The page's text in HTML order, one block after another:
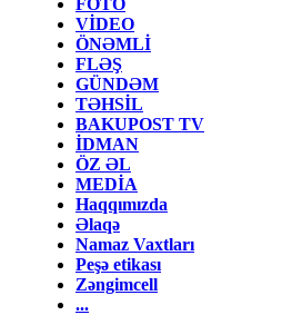
FOTO
VİDEO
ÖNƏMLİ
FLƏŞ
GÜNDƏM
TƏHSİL
BAKUPOST TV
İDMAN
ÖZ ƏL
MEDİA
Haqqımızda
Əlaqə
Namaz Vaxtları
Peşə etikası
Zəngimcell
...